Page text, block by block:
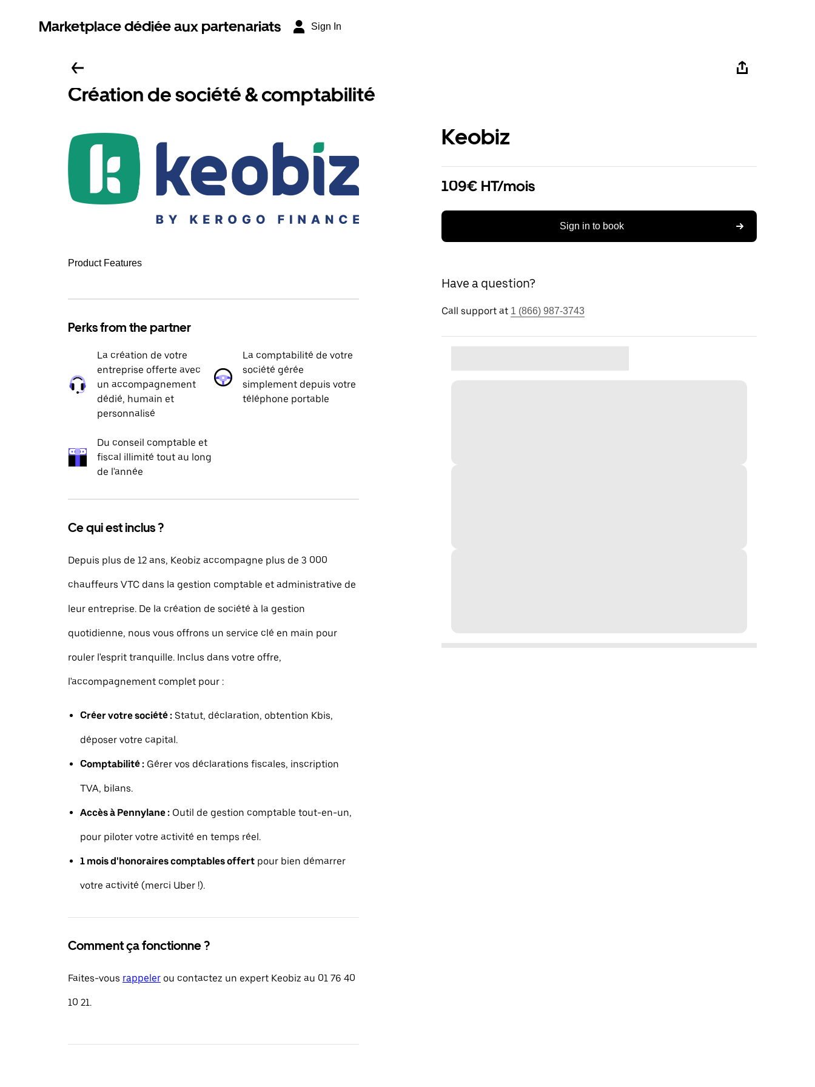
Marketplace dédiée aux partenariats Sign In
Création de société & comptabilité
Product Features
Perks from the partner
La création de votre
entreprise offerte avec
un accompagnement
dédié, humain et
personnalisé
La comptabilité de votre
société gérée
simplement depuis votre
téléphone portable
Du conseil comptable et
fiscal illimité tout au long
de l'année
Ce qui est inclus ?
Depuis plus de 12 ans, Keobiz accompagne plus de 3 000
chauffeurs VTC dans la gestion comptable et administrative de
leur entreprise. De la création de société à la gestion
quotidienne, nous vous offrons un service clé en main pour
rouler l'esprit tranquille. Inclus dans votre offre,
l'accompagnement complet pour :
Créer votre société : Statut, déclaration, obtention Kbis,
déposer votre capital.
Comptabilité : Gérer vos déclarations fiscales, inscription
TVA, bilans.
Accès à Pennylane : Outil de gestion comptable tout-en-un,
pour piloter votre activité en temps réel.
1 mois d'honoraires comptables offert pour bien démarrer
votre activité (merci Uber !).
Comment ça fonctionne ?
Faites-vous rappeler ou contactez un expert Keobiz au 01 76 40
10 21.
Keobiz
109€ HT/mois
Sign in to book
Have a question?
Call support at 1 (866) 987-3743